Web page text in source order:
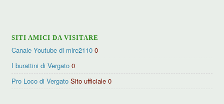
SITI AMICI DA VISITARE
Canale Youtube di mire2110 0
I burattini di Vergato 0
Pro Loco di Vergato Sito ufficiale 0